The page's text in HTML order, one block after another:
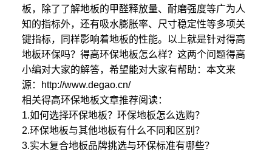
板，除了了解地板的甲醛释放量、耐磨强度等广为人
知的指标外，还有吸水膨胀率、尺寸稳定性等多项关
键指标，同样影响着地板的性能。以上就是针对得高
地板环保吗？得高环保地板怎么样？这两个问题得高
小编对大家的解答，希望能对大家有帮助：本文来
源：http://www.degao.cn/
相关得高环保地板文章推荐阅读：
1.如何选择环保地板？环保地板怎么选购？
2.环保地板与其他地板有什么不同和区别？
3.实木复合地板品牌挑选与环保标准有哪些？